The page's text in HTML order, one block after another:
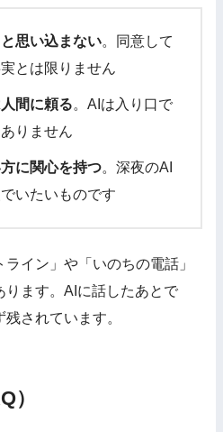
思い込まない。同意して
とは限りません
間に頼る。AIは入り口で
りません
に関心を持つ。深夜のAI
いたいものです
イン」や「いのちの電話」
ります。AIに話したあとで
されています。
）